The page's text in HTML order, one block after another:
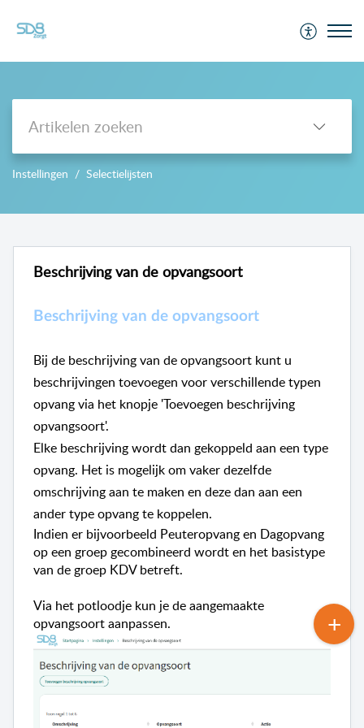
Instellingen Selectielijsten
Beschrijving van de opvangsoort
Beschrijving van de opvangsoort
Bij de beschrijving van de opvangsoort kunt u
beschrijvingen toevoegen voor verschillende typen
opvang via het knopje 'Toevoegen beschrijving
opvangsoort'.
Elke beschrijving wordt dan gekoppeld aan een type
opvang. Het is mogelijk om vaker dezelfde
omschrijving aan te maken en deze dan aan een
ander type opvang te koppelen.
Indien er bijvoorbeeld Peuteropvang en Dagopvang
op een groep gecombineerd wordt en het basistype
van de groep KDV betreft.
Via het potloodje kun je de aangemaakte
opvangsoort aanpassen.